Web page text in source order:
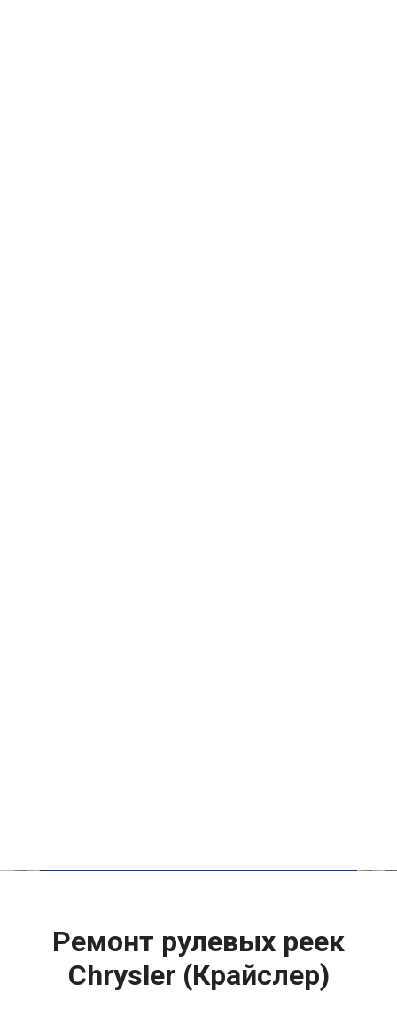
Ремонт рулевых реек
Chrysler (Крайслер)